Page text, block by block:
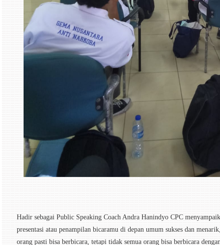
Hadir sebagai Public Speaking Coach Andra Hanindyo CPC
presentasi atau penampilan bicaramu di depan umum sukses dan
orang pasti bisa berbicara, tetapi tidak semua orang bisa berbicara